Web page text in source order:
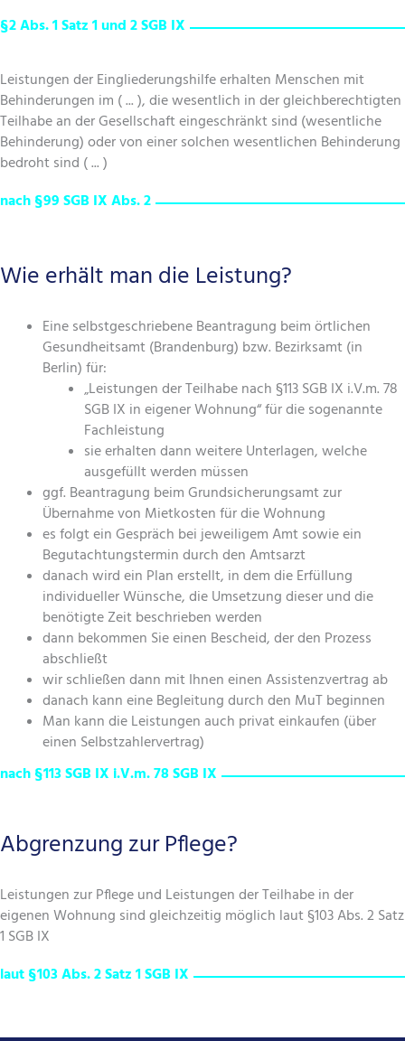
§2 Abs. 1 Satz 1 und 2 SGB IX
Leistungen der Eingliederungshilfe erhalten Menschen mit
Behinderungen im ( ... ), die wesentlich in der gleichberechtigten
Teilhabe an der Gesellschaft eingeschränkt sind (wesentliche
Behinderung) oder von einer solchen wesentlichen Behinderung
bedroht sind ( ... )
nach §99 SGB IX Abs. 2
Wie erhält man die Leistung?
Eine selbstgeschriebene Beantragung beim örtlichen
Gesundheitsamt (Brandenburg) bzw. Bezirksamt (in
Berlin) für:
„Leistungen der Teilhabe nach §113 SGB IX i.V.m. 78
SGB IX in eigener Wohnung“ für die sogenannte
Fachleistung
sie erhalten dann weitere Unterlagen, welche
ausgefüllt werden müssen
ggf. Beantragung beim Grundsicherungsamt zur
Übernahme von Mietkosten für die Wohnung
es folgt ein Gespräch bei jeweiligem Amt sowie ein
Begutachtungstermin durch den Amtsarzt
danach wird ein Plan erstellt, in dem die Erfüllung
individueller Wünsche, die Umsetzung dieser und die
benötigte Zeit beschrieben werden
dann bekommen Sie einen Bescheid, der den Prozess
abschließt
wir schließen dann mit Ihnen einen Assistenzvertrag ab
danach kann eine Begleitung durch den MuT beginnen
Man kann die Leistungen auch privat einkaufen (über
einen Selbstzahlervertrag)
nach §113 SGB IX i.V.m. 78 SGB IX
Abgrenzung zur Pflege?
Leistungen zur Pflege und Leistungen der Teilhabe in der
eigenen Wohnung sind gleichzeitig möglich laut §103 Abs. 2 Satz
1 SGB IX
laut §103 Abs. 2 Satz 1 SGB IX